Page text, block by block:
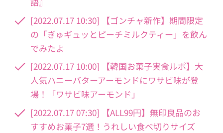
[2022.07.17 10:30] 【ゴンチャ新作】期間限定
の「ぎゅギュッとピーチミルクティー」を飲ん
でみたよ
[2022.07.17 10:00] 【韓国お菓子実食ルポ】大
人気ハニーバターアーモンドにワサビ味が登
場！「ワサビ味アーモンド」
[2022.07.17 07:30] 【ALL99円】無印良品のお
すすめお菓子7選！うれしい食べ切りサイズ